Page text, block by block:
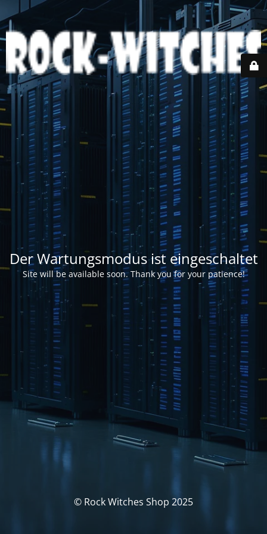
Der Wartungsmodus ist eingeschaltet
Site will be available soon. Thank you for your patience!
© Rock Witches Shop 2025